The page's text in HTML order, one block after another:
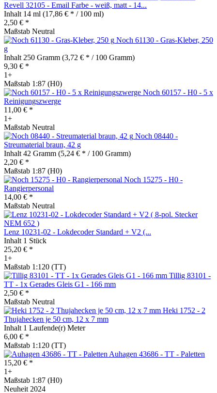
Revell 32105 - Email Farbe - weiß, matt - 14...
Inhalt 14 ml (17,86 € * / 100 ml)
2,50 € *
Maßstab Neutral
Noch 61130 - Gras-Kleber, 250
g
Inhalt 250 Gramm (3,72 € * / 100 Gramm)
9,30 € *
1+
Maßstab 1:87 (H0)
Noch 60157 - H0 - 5 x
Reinigungszwerge
11,00 € *
1+
Maßstab Neutral
Noch 08440 -
Streumaterial braun, 42 g
Inhalt 42 Gramm (5,24 € * / 100 Gramm)
2,20 € *
Maßstab 1:87 (H0)
Noch 15275 - H0 -
Rangierpersonal
14,00 € *
Maßstab Neutral
Lenz 10231-02 - Lokdecoder Standard + V2 (...
Inhalt 1 Stück
25,20 € *
1+
Maßstab 1:120 (TT)
Tillig 83101 -
TT - 1x Gerades Gleis G1 - 166 mm
2,50 € *
Maßstab Neutral
Heki 1752 - 2
Thujahecken je 50 cm, 12 x 7 mm
Inhalt 1 Laufende(r) Meter
6,00 € *
Maßstab 1:120 (TT)
Auhagen 43686 - TT - Paletten
15,20 € *
1+
Maßstab 1:87 (H0)
Neuheit 2024